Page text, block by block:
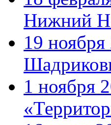
Нижний
19
1 ноября